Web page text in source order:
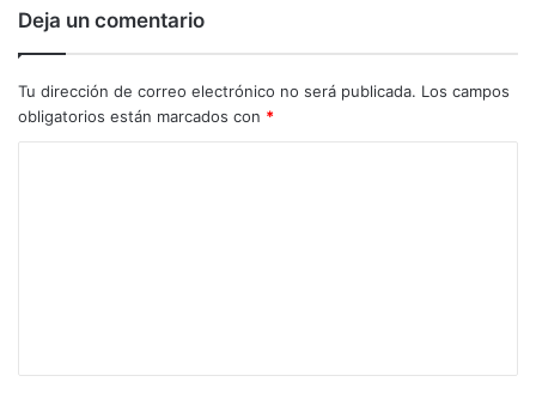
Deja un comentario
Tu dirección de correo electrónico no será publicada. Los campos
obligatorios están marcados con *
a